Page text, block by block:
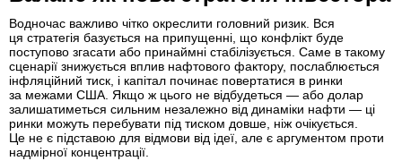
Водночас важливо чітко окреслити головний ризик. Вся
ця стратегія базується на припущенні, що конфлікт буде
поступово згасати або принаймні стабілізується. Саме в такому
сценарії знижується вплив нафтового фактору, послаблюється
інфляційний тиск, і капітал починає повертатися в ринки
за межами США. Якщо ж цього не відбудеться — або долар
залишатиметься сильним незалежно від динаміки нафти — ці
ринки можуть перебувати під тиском довше, ніж очікується.
Це не є підставою для відмови від ідеї, але є аргументом проти
надмірної концентрації.